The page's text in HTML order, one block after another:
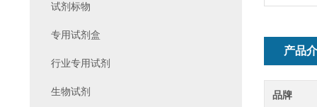
产品
品牌
试剂标物
专用试剂盒
行业专用试剂
生物试剂